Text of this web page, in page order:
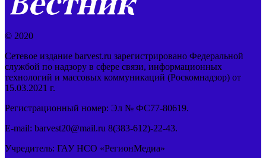
© 2020
Сетевое издание barvest.ru зарегистрировано Федеральной
службой по надзору в сфере связи, информационных
технологий и массовых коммуникаций (Роскомнадзор) от
15.03.2021 г.
Регистрационный номер: Эл № ФС77-80619.
E-mail: barvest20@mail.ru 8(383-612)-22-43.
Учредитель: ГАУ НСО «РегионМедиа»